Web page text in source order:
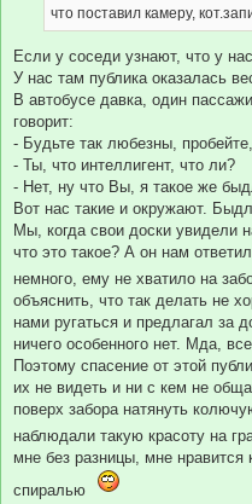
е
что поставил камеру,
Если у соседи узнают, что у
У нас там публика оказалась
В автобусе давка, один
говорит:
- Будьте так любезны,
- Ты, что интеллигент, что ли?
- Нет, ну что Вы, я такое же
Вот нас такие и окружают.
Мы, когда свои доски увидели
что это такое? А он нам
немного, ему не хватило на
объяснить, что так делать не
нами ругаться и предлагал за
ничего особенного нет. Мда,
Поэтому спасение от этой
их не видеть и ни с кем не
поверх забора натянуть
наблюдали такую красоту на
мне без разницы, мне
спиралью